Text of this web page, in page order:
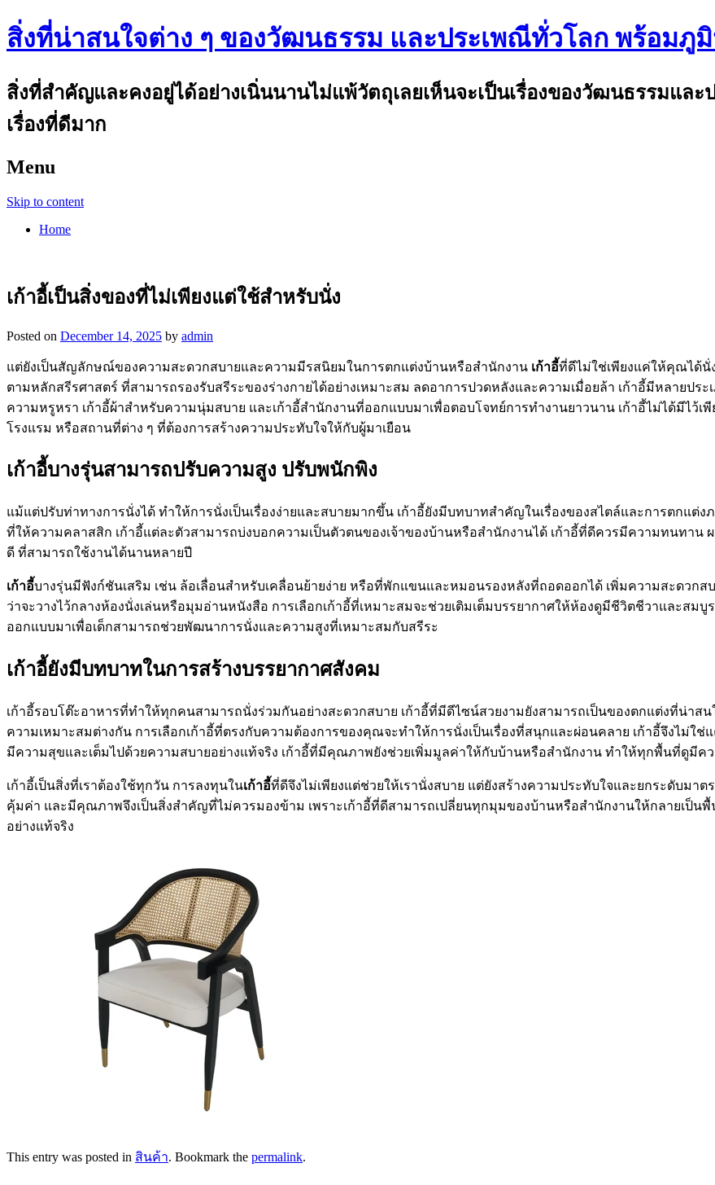
สิ่งที่น่าสนใจต่าง ๆ ของวัฒนธรรม และประเพณีทั่วโลก พร้อม
สิ่งที่สำคัญและคงอยู่ได้อย่างเนิ่นนานไม่แพ้วัตถุเลยเห็นจะเป็นเรื่องของวัฒนธรรมแล
เรื่องที่ดีมาก
Menu
Skip to content
Home
เก้าอี้เป็นสิ่งของที่ไม่เพียงแต่ใช้สำหรับนั่ง
Posted on December 14, 2025 by admin
แต่ยังเป็นสัญลักษณ์ของความสะดวกสบายและความมีรสนิยมในการตกแต่งบ้านหรือสำนักงาน เก้าอี้ที่ดีไม่ใช่เพียงแค่ให้คุณได้
ตามหลักสรีรศาสตร์ ที่สามารถรองรับสรีระของร่างกายได้อย่างเหมาะสม ลดอาการปวดหลังและความเมื่อยล้า เก้าอี้มีหลายประ
ความหรูหรา เก้าอี้ผ้าสำหรับความนุ่มสบาย และเก้าอี้สำนักงานที่ออกแบบมาเพื่อตอบโจทย์การทำงานยาวนาน เก้าอี้ไม่ได้มีไว้เ
โรงแรม หรือสถานที่ต่าง ๆ ที่ต้องการสร้างความประทับใจให้กับผู้มาเยือน
เก้าอี้บางรุ่นสามารถปรับความสูง ปรับพนักพิง
แม้แต่ปรับท่าทางการนั่งได้ ทำให้การนั่งเป็นเรื่องง่ายและสบายมากขึ้น เก้าอี้ยังมีบทบาทสำคัญในเรื่องของสไตล์และการตกแต่ง
ที่ให้ความคลาสสิก เก้าอี้แต่ละตัวสามารถบ่งบอกความเป็นตัวตนของเจ้าของบ้านหรือสำนักงานได้ เก้าอี้ที่ดีควรมีความทนทา
ดี ที่สามารถใช้งานได้นานหลายปี
เก้าอี้บางรุ่นมีฟังก์ชันเสริม เช่น ล้อเลื่อนสำหรับเคลื่อนย้ายง่าย หรือที่พักแขนและหมอนรองหลังที่ถอดออกได้ เพิ่มความสะดวกส
ว่าจะวางไว้กลางห้องนั่งเล่นหรือมุมอ่านหนังสือ การเลือกเก้าอี้ที่เหมาะสมจะช่วยเติมเต็มบรรยากาศให้ห้องดูมีชีวิตชีวาและสม
ออกแบบมาเพื่อเด็กสามารถช่วยพัฒนาการนั่งและความสูงที่เหมาะสมกับสรีระ
เก้าอี้ยังมีบทบาทในการสร้างบรรยากาศสังคม
เก้าอี้รอบโต๊ะอาหารที่ทำให้ทุกคนสามารถนั่งร่วมกันอย่างสะดวกสบาย เก้าอี้ที่มีดีไซน์สวยงามยังสามารถเป็นของตกแต่งที่น่า
ความเหมาะสมต่างกัน การเลือกเก้าอี้ที่ตรงกับความต้องการของคุณจะทำให้การนั่งเป็นเรื่องที่สนุกและผ่อนคลาย เก้าอี้จึงไม่ใ
มีความสุขและเต็มไปด้วยความสบายอย่างแท้จริง เก้าอี้ที่มีคุณภาพยังช่วยเพิ่มมูลค่าให้กับบ้านหรือสำนักงาน ทำให้ทุกพื้นที่ดูมีค
เก้าอี้เป็นสิ่งที่เราต้องใช้ทุกวัน การลงทุนในเก้าอี้ที่ดีจึงไม่เพียงแต่ช่วยให้เรานั่งสบาย แต่ยังสร้างความประทับใจและยกระดับมา
คุ้มค่า และมีคุณภาพจึงเป็นสิ่งสำคัญที่ไม่ควรมองข้าม เพราะเก้าอี้ที่ดีสามารถเปลี่ยนทุกมุมของบ้านหรือสำนักงานให้กลายเป็น
อย่างแท้จริง
This entry was posted in สินค้า. Bookmark the permalink.